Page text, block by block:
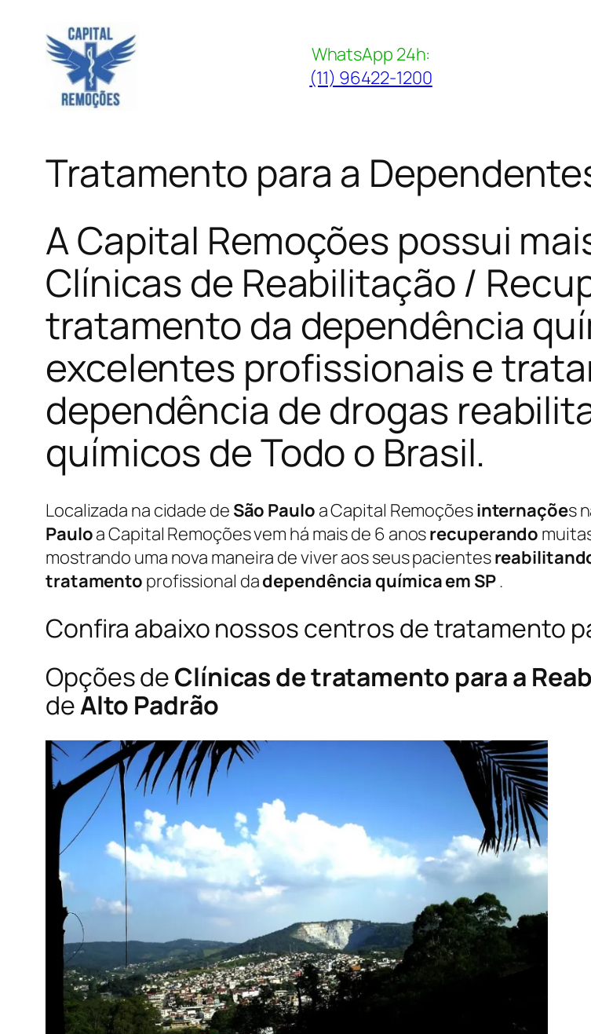
conteúdo
WhatsApp 24h:
(11) 96422-1200
Tratamento para a
A Capital Remoções possui
Clínicas de Reabilitação /
tratamento da dependência
excelentes profissionais e
dependência de drogas
químicos de Todo o Brasil.
Localizada na cidade de São Paulo a Capital Remoçõesinternações
Pauloa Capital Remoções vem há mais de 6 anosrecuperando
mostrando uma nova maneira de viver aos seus pacientes
tratamento profissional dadependência química em SP.
Confira abaixo nossos centros de tratamento
Opções deClínicas de tratamento para a
deAlto Padrão